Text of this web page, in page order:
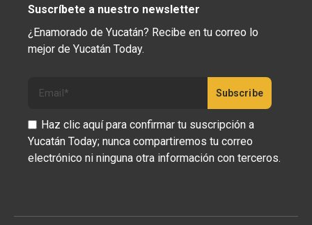
Suscríbete a nuestro newsletter
¿Enamorado de Yucatán? Recibe en tu correo lo
mejor de Yucatán Today.
Haz clic aquí para confirmar tu suscripción a
Yucatán Today; nunca compartiremos tu correo
electrónico ni ninguna otra información con terceros.